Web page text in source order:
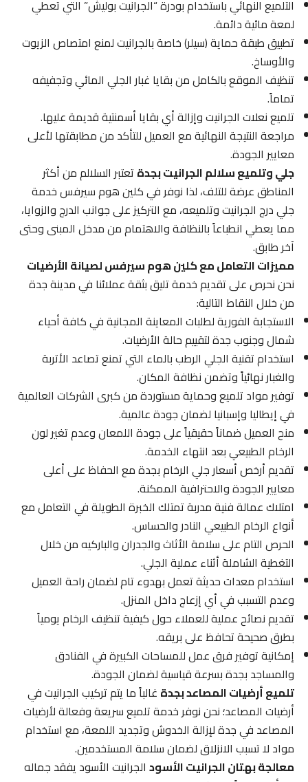
التلميع النهائي باستخدام بودرة “الجرانيت بوليش” التي تعطي
لمعة مائية دائمة.
تطبيق طبقة حماية (سيلر) خاصة بالجرانيت لمنع امتصاص الزيوت
والأوساخ.
تنظيف الموقع بالكامل من بقايا غبار الجلي المائي وتجفيفه
تماماً.
تلميع نعلات الجرانيت وإزالة أي بقايا أسمنتية قديمة عليها.
مراجعة النتيجة النهائية مع العميل للتأكد من مطابقتها لأعلى
معايير الجودة.
جلي وتلميع سلالم الجرانيت بجدةتعتبر السلالم من أكثر
المناطق عرضة للتلف، لذا نوفر في كلين هوم سيرفس خدمة
جلي درج الجرانيت وتلميعه، مع التركيز على جوانب الدرج والزوايا،
مما يعطي انطباعاً بالنظافة والاهتمام من مدخل المبنى وحتى
آخر طابق.
مميزات التعامل مع كلين هوم سيرفس لصيانة الأرضيات
نحن نحرص على تقديم خدمة تليق بثقة عملائنا في مدينة جدة
من خلال النقاط التالية:
الاستجابة الفورية لطلبات المعاينة المجانية في كافة أحياء
شمال وجنوب جدة لتقييم حالة الأرضيات.
استخدام تقنية الجلي الرطب بالماء التي تمنع تصاعد الأتربة
والغبار نهائياً وتضمن نظافة المكان.
توفير مواد تلميع وحماية مستوردة من كبرى الشركات العالمية
في إيطاليا وإسبانيا لضمان جودة عالمية.
منح العميل ضماناً حقيقياً على جودة اللمعان وعدم تغير لون
الرخام الطبيعي بعد انتهاء الخدمة.
تقديم أرخص أسعار جلي الرخام بجدة مع الحفاظ على أعلى
معايير الجودة والاحترافية الممكنة.
امتلاك عمالة فنية مدربة تمتلك الخبرة الطويلة في التعامل مع
أنواع الرخام الطبيعي النادر والحساس.
الحرص التام على سلامة الأثاث والجدران والباركيه من خلال
التغطية الشاملة أثناء عملية الجلي.
استخدام معدات حديثة تعمل بهدوء تام لضمان راحة العميل
وعدم التسبب في أي إزعاج داخل المنزل.
تقديم نصائح عملية للعملاء حول كيفية تنظيف الرخام يومياً
بطرق صحيحة تحافظ على بريقه.
إمكانية توفير فرق عمل للمساحات الكبيرة في الفنادق
والمساجد بجدة بسرعة قياسية لضمان الجودة.
تلميع أرضيات المصاعد بجدةغالباً ما يتم تركيب الجرانيت في
أرضيات المصاعد؛ نحن نوفر خدمة تلميع سريعة وفعالة لأرضيات
المصاعد في جدة لإزالة الخدوش وتجديد اللمعة، مع استخدام
مواد لا تسبب الانزلاق لضمان سلامة المستخدمين.
معالجة بهتان الجرانيت الأسودالجرانيت الأسود يفقد جماله